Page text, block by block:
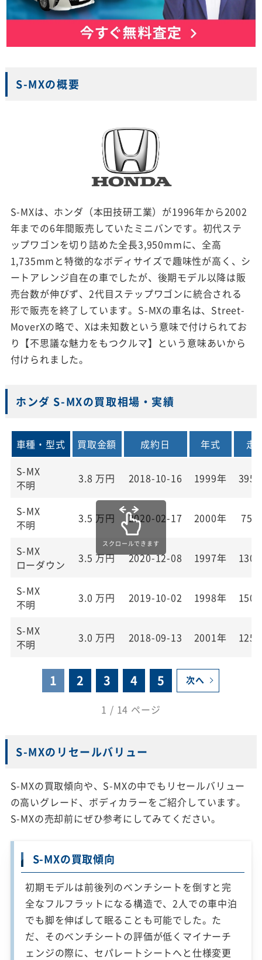
S-MXの概要
S-MXは、ホンダ（本田技研工業）が1996年から2002
年までの6年間販売していたミニバンです。初代ステ
ップワゴンを切り詰めた全長3,950mmに、全高
1,735mmと特徴的なボディサイズで趣味性が高く、シ
ートアレンジ自在の車でしたが、後期モデル以降は販
売台数が伸びず、2代目ステップワゴンに統合される
形で販売を終了しています。S-MXの車名は、Street-
MoverXの略で、Xは未知数という意味で付けられてお
り【不思議な魅力をもつクルマ】という意味あいから
付けられました。
ホンダ S-MXの買取相場・実績
車種・型式 買取金額 成約日 年式
走
S-MX
不明
3.8 万円 2018-10-16 1999年
S-MX
不明
3.5 万円 2020-02-17 2000年
S-MX
ローダウン
3.5 万円 2020-12-08 1997年
S-MX
不明
3.0 万円 2019-10-02 1998年
S-MX
不明
3.0 万円 2018-09-13 2001年
1 2 3 4 5 次へ
1 / 14 ページ
S-MXのリセールバリュー
S-MXの買取傾向や、S-MXの中でもリセールバリュー
の高いグレード、ボディカラーをご紹介しています。
S-MXの売却前にぜひ参考にしてみてください。
S-MXの買取傾向
初期モデルは前後列のベンチシートを倒すと完
全なフルフラットになる構造で、2人での車中泊
でも脚を伸ばして眠ることも可能でした。た
だ、そのベンチシートの評価が低くマイナーチ
ェンジの際に、セパレートシートへと仕様変更